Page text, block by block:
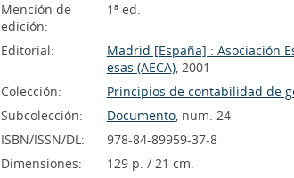
Mención de
edición:
1ª ed.
Editorial:
Madrid [España] : Asociación
esas (AECA), 2001
Colección:
Principios de contabilidad de
Subcolección:
Documento, num. 24
ISBN/ISSN/DL:
978-84-89959-37-8
Dimensiones:
129 p. / 21 cm.